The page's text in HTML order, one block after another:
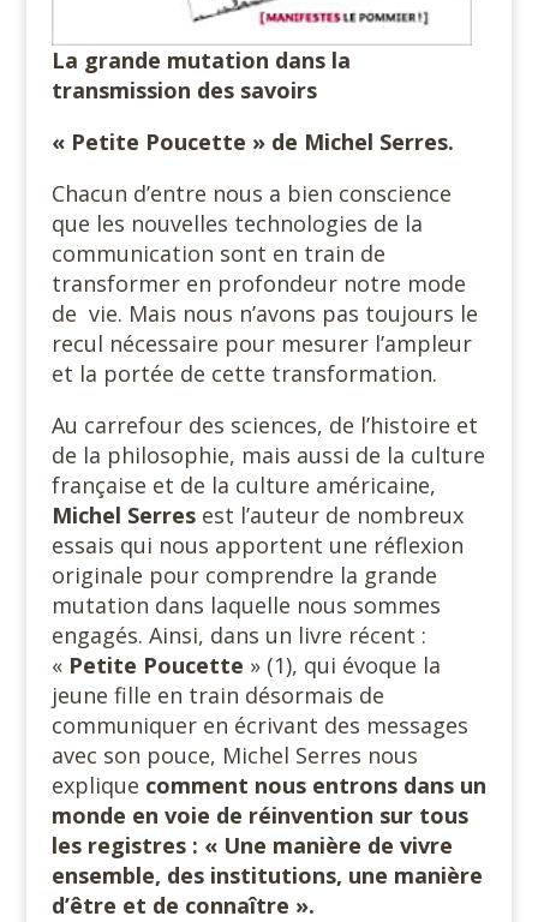
La grande mutation dans la
transmission des savoirs
« Petite Poucette » de Michel Serres.
Chacun d’entre nous a bien conscience
que les nouvelles technologies de la
communication sont en train de
transformer en profondeur notre mode
de vie. Mais nous n’avons pas toujours le
recul nécessaire pour mesurer l’ampleur
et la portée de cette transformation.
Au carrefour des sciences, de l’histoire et
de la philosophie, mais aussi de la culture
française et de la culture américaine,
Michel Serresest l’auteur de nombreux
essais qui nous apportent une réflexion
originale pour comprendre la grande
mutation dans laquelle nous sommes
engagés. Ainsi, dans un livre récent :
« Petite Poucette » (1), qui évoque la
jeune fille en train désormais de
communiquer en écrivant des messages
avec son pouce, Michel Serres nous
explique comment nous entrons dans un
monde en voie de réinvention sur tous
les registres : « Une manière de vivre
ensemble, des institutions, une manière
d’être et de connaître ».